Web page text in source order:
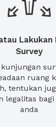
Lakukan
Survey
ruang
tentukan
legalitas
anda